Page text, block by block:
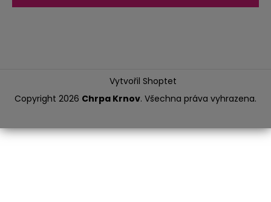
Vytvořil Shoptet
Copyright 2026 Chrpa Krnov. Všechna práva vyhrazena.